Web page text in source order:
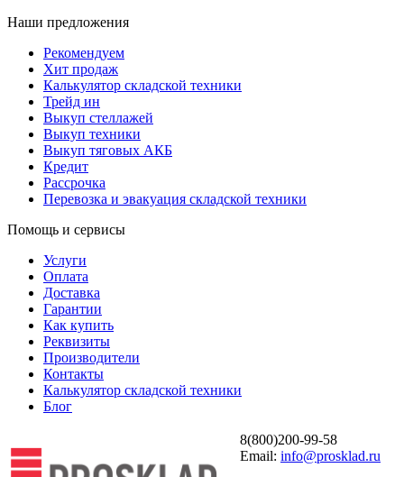
Наши предложения
Рекомендуем
Хит продаж
Калькулятор складской техники
Трейд ин
Выкуп стеллажей
Выкуп техники
Выкуп тяговых АКБ
Кредит
Рассрочка
Перевозка и эвакуация складской техники
Помощь и сервисы
Услуги
Оплата
Доставка
Гарантии
Как купить
Реквизиты
Производители
Контакты
Калькулятор складской техники
Блог
8(800)200-99-58
Email: info@prosklad.ru